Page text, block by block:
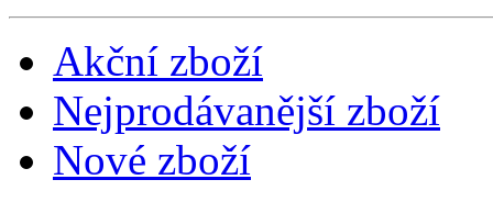
Akční zboží
Nejprodávanější zboží
Nové zboží